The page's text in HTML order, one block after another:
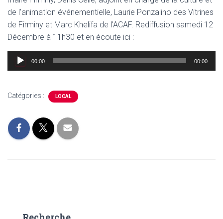
de l’animation événementielle, Laurie Ponzalino des Vitrines
de Firminy et Marc Khelifa de l’ACAF. Rediffusion samedi 12
Décembre à 11h30 et en écoute ici :
Lecteur
audio
00:00 00:00
Catégories : LOCAL